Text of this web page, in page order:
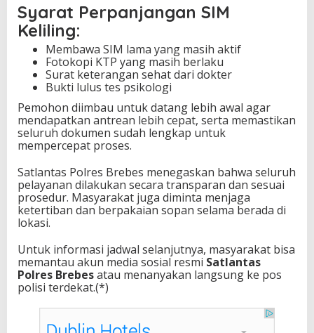
Syarat Perpanjangan SIM
Keliling:
Membawa SIM lama yang masih aktif
Fotokopi KTP yang masih berlaku
Surat keterangan sehat dari dokter
Bukti lulus tes psikologi
Pemohon diimbau untuk datang lebih awal agar
mendapatkan antrean lebih cepat, serta memastikan
seluruh dokumen sudah lengkap untuk
mempercepat proses.
Satlantas Polres Brebes menegaskan bahwa seluruh
pelayanan dilakukan secara transparan dan sesuai
prosedur. Masyarakat juga diminta menjaga
ketertiban dan berpakaian sopan selama berada di
lokasi.
Untuk informasi jadwal selanjutnya, masyarakat bisa
memantau akun media sosial resmi Satlantas
Polres Brebesatau menanyakan langsung ke pos
polisi terdekat.(*)